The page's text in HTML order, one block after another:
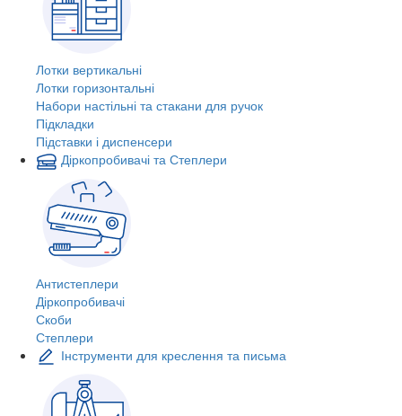
Лотки вертикальні
Лотки горизонтальні
Набори настільні та стакани для ручок
Підкладки
Підставки і диспенсери
Діркопробивачі та Степлери
Антистеплери
Діркопробивачі
Скоби
Степлери
Інструменти для креслення та письма